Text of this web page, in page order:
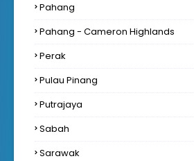
Pahang
Pahang - Cameron Highlands
Perak
Pulau Pinang
Putrajaya
Sabah
Sarawak